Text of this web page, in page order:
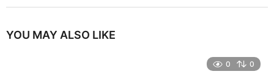
YOU MAY ALSO LIKE
0 0